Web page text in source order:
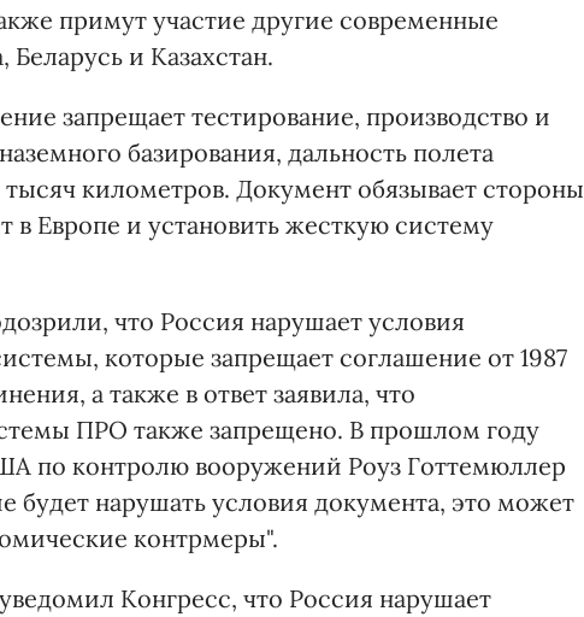
примут участие другие современные
и Казахстан.
запрещает тестирование, производство и
базирования, дальность полета
километров. Документ обязывает стороны
в Европе и установить жесткую систему
что Россия нарушает условия
которые запрещает соглашение от 1987
а также в ответ заявила, что
ПРО также запрещено. В прошлом году
по контролю вооружений Роуз Готтемюллер
будет нарушать условия документа, это может
контрмеры".
Конгресс, что Россия нарушает